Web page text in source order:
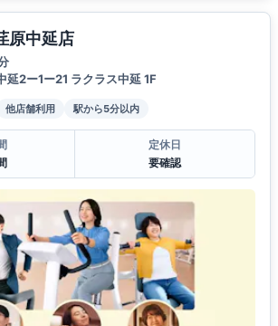
原中延店
延2ー1ー21 ラクラス中延 1F
他店舗利用 駅から5分以内
定休日
要確認